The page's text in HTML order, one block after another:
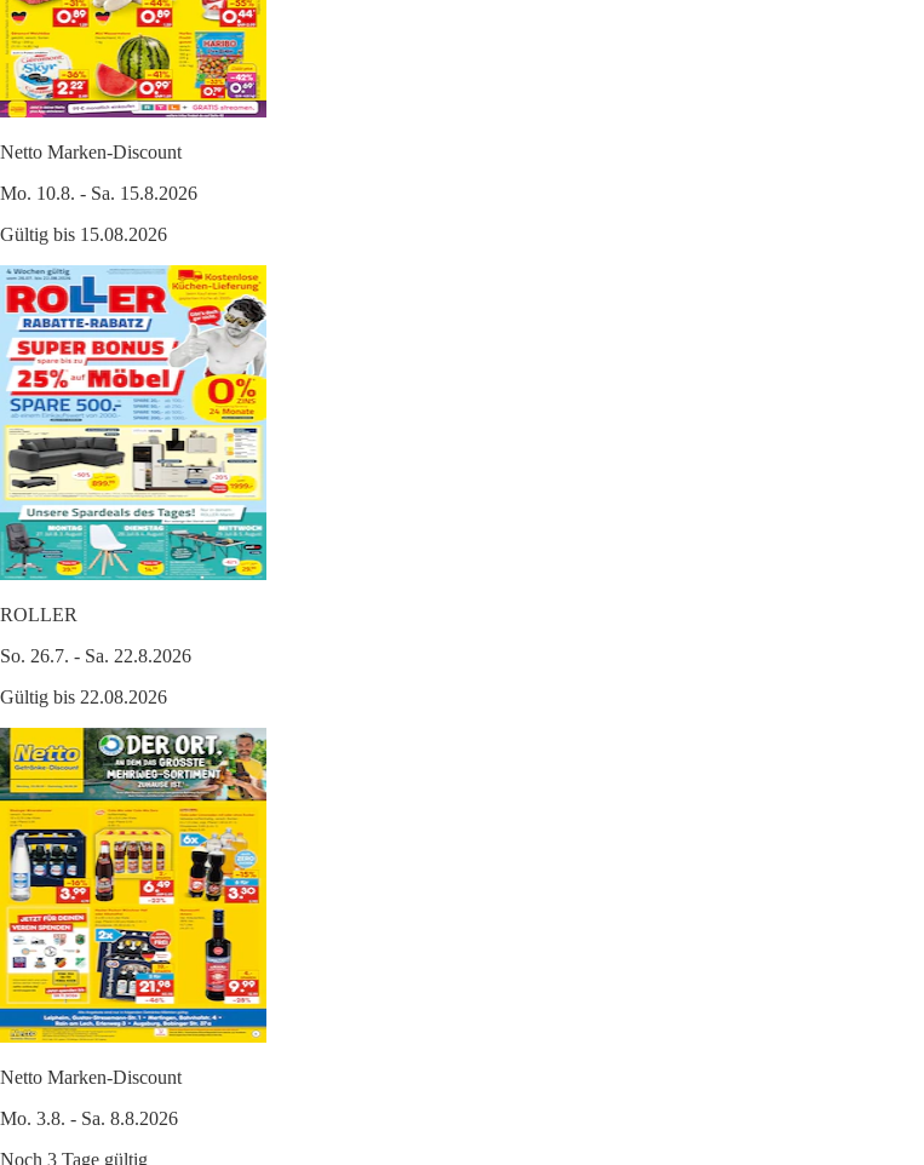
Netto Marken-Discount
Mo. 10.8. - Sa. 15.8.2026
Gültig bis 15.08.2026
ROLLER
So. 26.7. - Sa. 22.8.2026
Gültig bis 22.08.2026
Netto Marken-Discount
Mo. 3.8. - Sa. 8.8.2026
Noch 3 Tage gültig